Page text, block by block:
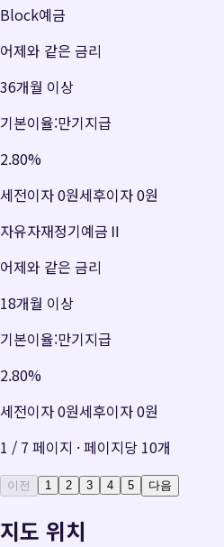
Block예금
어제와 같은 금리
36개월 이상
기본이율:만기지급
2.80%
세전이자0원세후이자0원
자유자재정기예금Ⅱ
어제와 같은 금리
18개월 이상
기본이율:만기지급
2.80%
세전이자0원세후이자0원
1 / 7 페이지 · 페이지당 10개
이전 1 2 3 4 5 다음
지도 위치